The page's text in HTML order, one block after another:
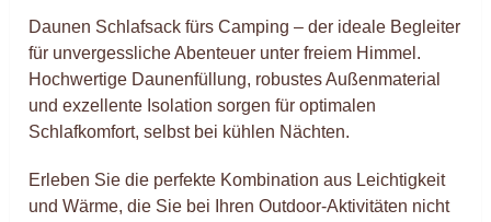
Daunen Schlafsack fürs Camping – der ideale Begleiter
für unvergessliche Abenteuer unter freiem Himmel.
Hochwertige Daunenfüllung, robustes Außenmaterial
und exzellente Isolation sorgen für optimalen
Schlafkomfort, selbst bei kühlen Nächten.
Erleben Sie die perfekte Kombination aus Leichtigkeit
und Wärme, die Sie bei Ihren Outdoor-Aktivitäten nicht